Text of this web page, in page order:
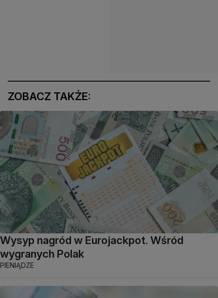
ZOBACZ TAKŻE:
Wysyp nagród w Eurojackpot. Wśród
wygranych Polak
PIENIĄDZE